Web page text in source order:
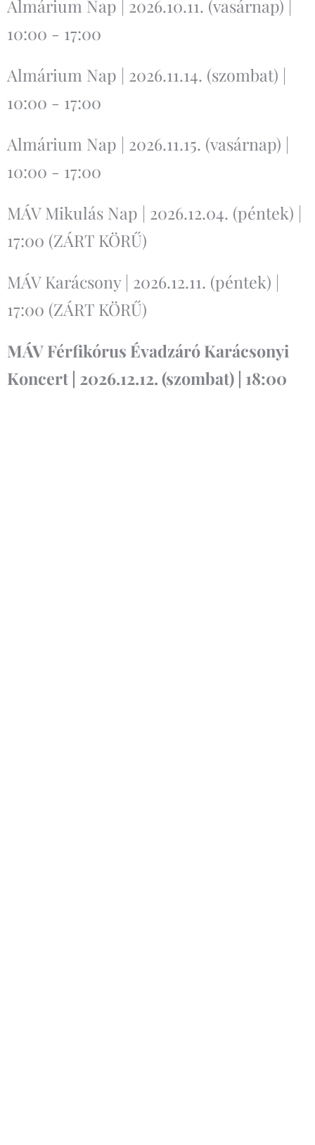
Almárium Nap | 2026.10.11. (vasárnap) |
10:00 - 17:00
Almárium Nap | 2026.11.14. (szombat) |
10:00 - 17:00
Almárium Nap | 2026.11.15. (vasárnap) |
10:00 - 17:00
MÁV Mikulás Nap | 2026.12.04. (péntek) |
17:00 (ZÁRT KÖRŰ)
MÁV Karácsony | 2026.12.11. (péntek) |
17:00 (ZÁRT KÖRŰ)
MÁV Férfikórus Évadzáró Karácsonyi
Koncert | 2026.12.12. (szombat) | 18:00